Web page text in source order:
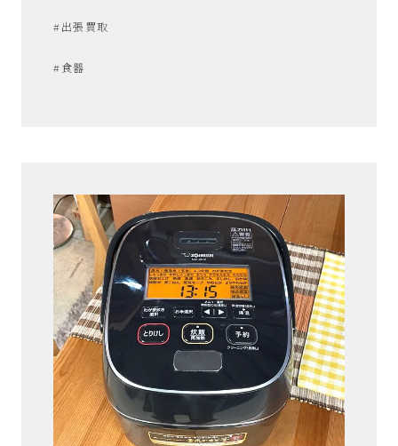
#出張買取
#食器